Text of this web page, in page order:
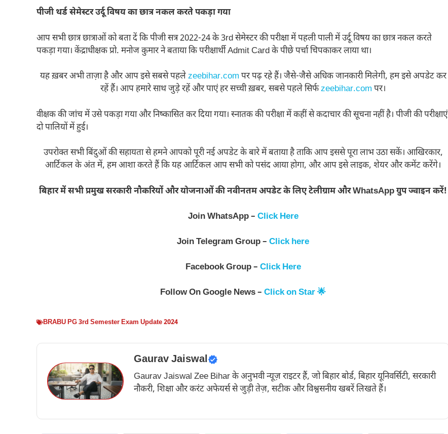
पीजी थर्ड सेमेस्टर उर्दू विषय का छात्र नकल करते पकड़ा गया
आप सभी छात्र छात्राओं को बता दें कि पीजी सत्र 2022-24 के 3rd सेमेस्टर की परीक्षा में पहली पाली में उर्दू विषय का छात्र नकल करते
पकड़ा गया। केंद्राधीक्षक प्रो. मनोज कुमार ने बताया कि परीक्षार्थी Admit Card के पीछे पर्चा चिपकाकर लाया था।
यह ख़बर अभी ताज़ा है और आप इसे सबसे पहलेzeebihar.com पर पढ़ रहे हैं। जैसे-जैसे अधिक जानकारी मिलेगी, हम इसे अपडेट कर
रहें हैं। आप हमारे साथ जुड़े रहें और पाएं हर सच्ची ख़बर, सबसे पहले सिर्फzeebihar.com पर।
वीक्षक की जांच में उसे पकड़ा गया और निष्कासित कर दिया गया। स्नातक की परीक्षा में कहीं से कदाचार की सूचना नहीं है। पीजी की परीक्षाएं
दो पालियों में हुई।
उपरोक्त सभी बिंदुओं की सहायता से हमने आपको पूरी नई अपडेट के बारे में बताया है ताकि आप इससे पूरा लाभ उठा सकें। आखिरकार,
आर्टिकल के अंत में, हम आशा करते हैं कि यह आर्टिकल आप सभी को पसंद आया होगा, और आप इसे लाइक, शेयर और कमेंट करेंगे।
बिहार में सभी प्रमुख सरकारी नौकरियों और योजनाओं की नवीनतम अपडेट के लिए टेलीग्राम और WhatsApp ग्रुप ज्वाइन करें!
Join WhatsApp – Click Here
Join Telegram Group – Click here
Facebook Group – Click Here
Follow On Google News – Click on Star 🌟
BRABU PG 3rd Semester Exam Update 2024
Gaurav Jaiswal
Gaurav Jaiswal Zee Bihar के अनुभवी न्यूज़ राइटर हैं, जो बिहार बोर्ड, बिहार यूनिवर्सिटी, सरकारी
नौकरी, शिक्षा और करंट अफेयर्स से जुड़ी तेज़, सटीक और विश्वसनीय खबरें लिखते हैं।